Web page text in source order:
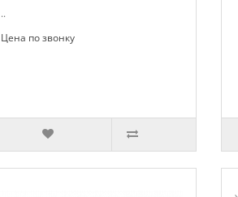
..
Цена по звонку